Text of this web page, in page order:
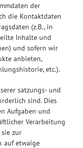
der
die Kontaktdaten
(z.B., in
Inhalte und
und sofern wir
anbieten,
etc.).
satzungs- und
sind. Dies
Aufgaben und
Verarbeitung
zur
auf etwaige